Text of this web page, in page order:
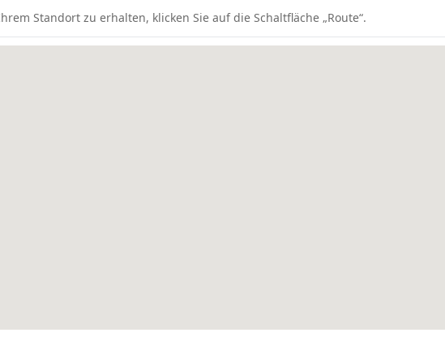
Standort zu erhalten, klicken Sie auf die Schaltfläche „Route“.